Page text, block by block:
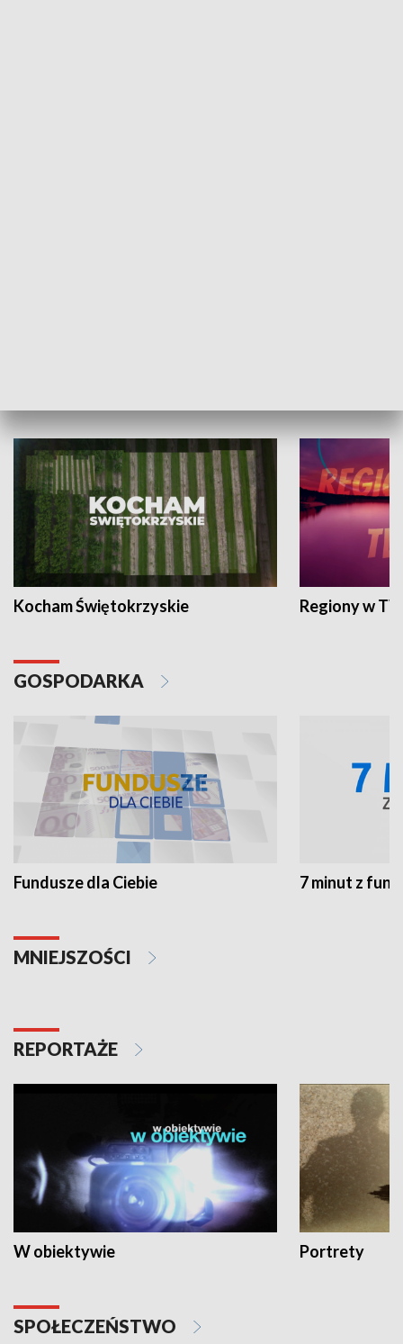
Kocham Świętokrzyskie Regiony w
GOSPODARKA
Fundusze dla Ciebie 7 minut z
MNIEJSZOŚCI
REPORTAŻE
W obiektywie Portrety
SPOŁECZEŃSTWO